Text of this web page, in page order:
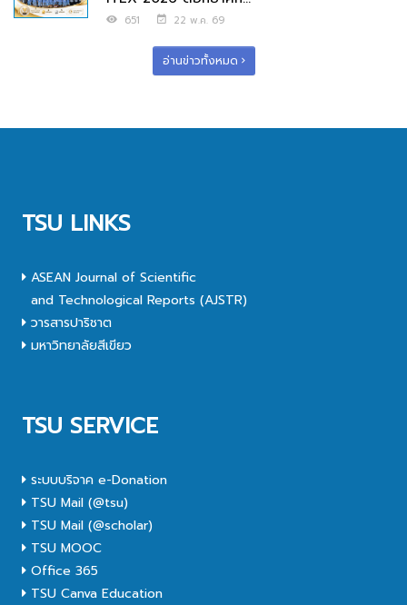
651 22 พ.ค. 69
อ่านข่าวทั้งหมด
TSU LINKS
ASEAN Journal of Scientific
and Technological Reports (AJSTR)
วารสารปาริชาต
มหาวิทยาลัยสีเขียว
TSU SERVICE
ระบบบริจาค e-Donation
TSU Mail (@tsu)
TSU Mail (@scholar)
TSU MOOC
Office 365
TSU Canva Education